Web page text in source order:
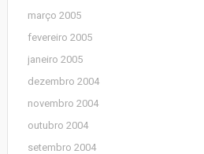
março 2005
fevereiro 2005
janeiro 2005
dezembro 2004
novembro 2004
outubro 2004
setembro 2004